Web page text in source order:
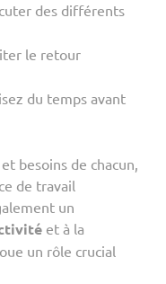
des différents
le retour
du temps avant
besoins de chacun,
de travail
un
et à la
un rôle crucial